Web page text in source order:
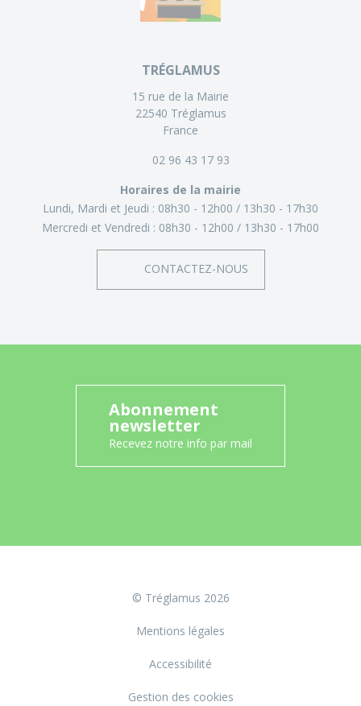
TRÉGLAMUS
15 rue de la Mairie
22540 Tréglamus
France
02 96 43 17 93
Horaires de la mairie
Lundi, Mardi et Jeudi : 08h30 - 12h00
13h30 - 17h30
Mercredi et Vendredi : 08h30 - 12h00 13h30 - 17h00
CONTACTEZ-NOUS
Abonnement
newsletter
Recevez notre info par mail
© Tréglamus 2026
Mentions légales
Accessibilité
Gestion des cookies